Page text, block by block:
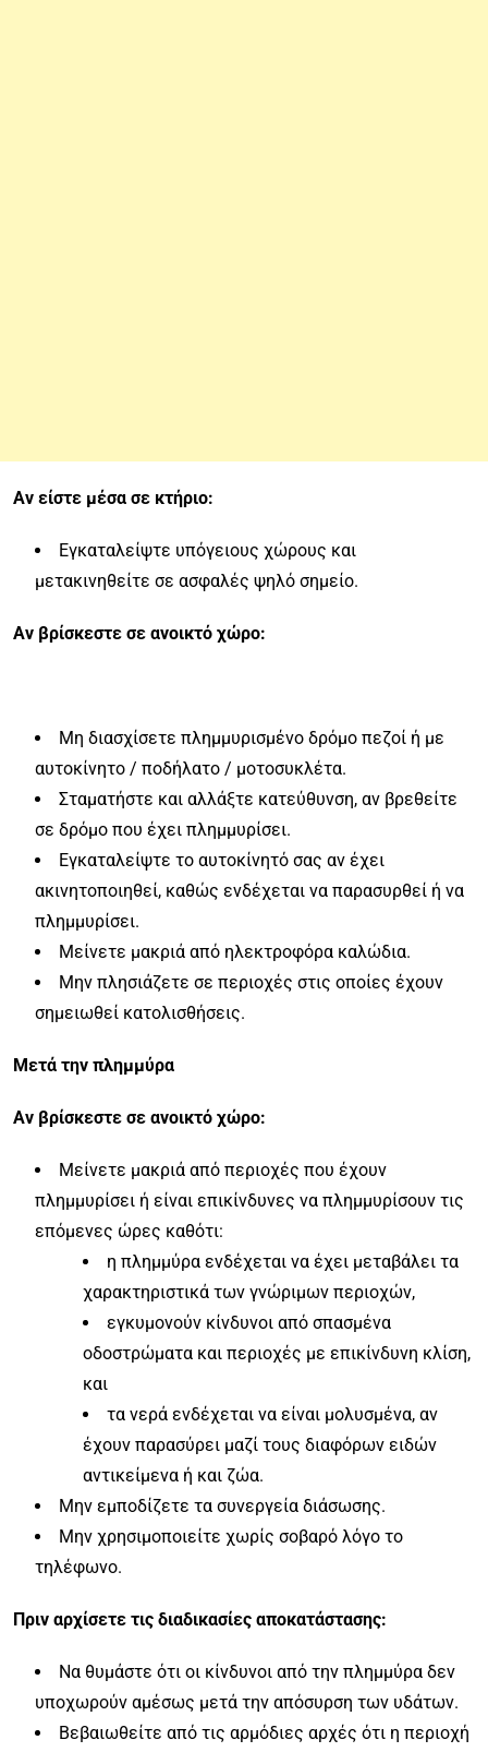
Αν είστε μέσα σε κτήριο:
Εγκαταλείψτε υπόγειους χώρους και
μετακινηθείτε σε ασφαλές ψηλό σημείο.
Αν βρίσκεστε σε ανοικτό χώρο:
Μη διασχίσετε πλημμυρισμένο δρόμο πεζοί ή με
αυτοκίνητο / ποδήλατο / μοτοσυκλέτα.
Σταματήστε και αλλάξτε κατεύθυνση, αν βρεθείτε
σε δρόμο που έχει πλημμυρίσει.
Εγκαταλείψτε το αυτοκίνητό σας αν έχει
ακινητοποιηθεί, καθώς ενδέχεται να παρασυρθεί ή να
πλημμυρίσει.
Μείνετε μακριά από ηλεκτροφόρα καλώδια.
Μην πλησιάζετε σε περιοχές στις οποίες έχουν
σημειωθεί κατολισθήσεις.
Μετά την πλημμύρα
Αν βρίσκεστε σε ανοικτό χώρο:
Μείνετε μακριά από περιοχές που έχουν
πλημμυρίσει ή είναι επικίνδυνες να πλημμυρίσουν τις
επόμενες ώρες καθότι:
η πλημμύρα ενδέχεται να έχει μεταβάλει τα
χαρακτηριστικά των γνώριμων περιοχών,
εγκυμονούν κίνδυνοι από σπασμένα
οδοστρώματα και περιοχές με επικίνδυνη κλίση,
και
τα νερά ενδέχεται να είναι μολυσμένα, αν
έχουν παρασύρει μαζί τους διαφόρων ειδών
αντικείμενα ή και ζώα.
Μην εμποδίζετε τα συνεργεία διάσωσης.
Μην χρησιμοποιείτε χωρίς σοβαρό λόγο το
τηλέφωνο.
Πριν αρχίσετε τις διαδικασίες αποκατάστασης:
Να θυμάστε ότι οι κίνδυνοι από την πλημμύρα δεν
υποχωρούν αμέσως μετά την απόσυρση των υδάτων.
Βεβαιωθείτε από τις αρμόδιες αρχές ότι η περιοχή